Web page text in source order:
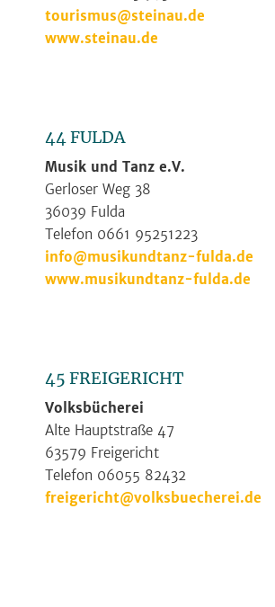
tourismus@steinau.de
www.steinau.de
44 FULDA
Musik und Tanz e.V.
Gerloser Weg 38
36039 Fulda
Telefon 0661 95251223
info@musikundtanz-fulda.de
www.musikundtanz-fulda.de
45 FREIGERICHT
Volksbücherei
Alte Hauptstraße 47
63579 Freigericht
Telefon 06055 82432
freigericht@volksbuecherei.de